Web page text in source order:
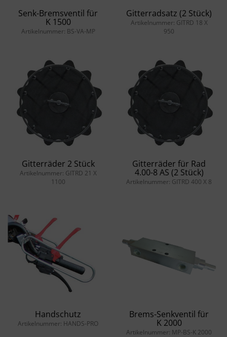
Senk-Bremsventil für
K 1500
Artikelnummer: BS-VA-MP
Gitterradsatz (2 Stück)
Artikelnummer: GITRD 18 X
950
Gitterräder 2 Stück
Artikelnummer: GITRD 21 X
1100
Gitterräder für Rad
4.00-8 AS (2 Stück)
Artikelnummer: GITRD 400 X 8
Handschutz
Artikelnummer: HANDS-PRO
Brems-Senkventil für
K 2000
Artikelnummer: MP-BS-K 2000